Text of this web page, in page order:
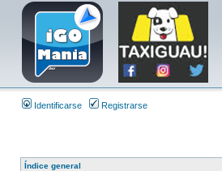
Identificarse Registrarse
Índice general